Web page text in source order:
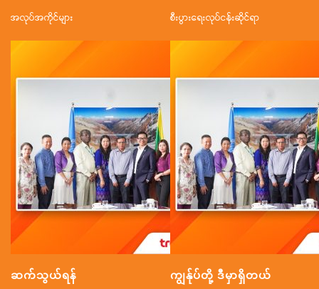
အလုပ်အကိုင်များ စီးပွားရေးလုပ်ငန်းဆိုင်ရာ
ဆက်သွယ်ရန် ကျွန်ုပ်တို့ ဒီမှာရှိတယ်